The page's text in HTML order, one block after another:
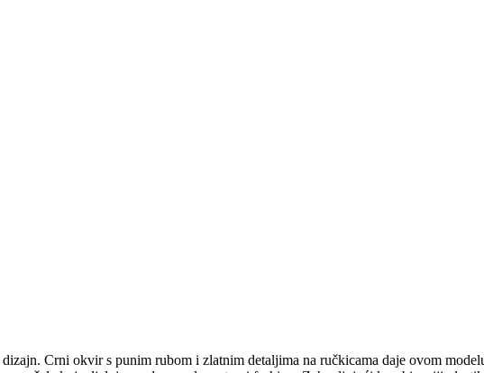
Crni okvir s punim rubom i zlatnim detaljima na ručkicama daje ovom